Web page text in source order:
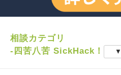
相談カテゴリ
-四苦八苦 SickHack！